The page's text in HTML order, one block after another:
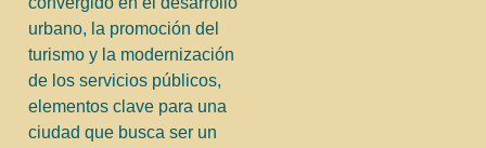
urbano, la promoción del
turismo y la modernización
de los servicios públicos,
elementos clave para una
ciudad que busca ser un